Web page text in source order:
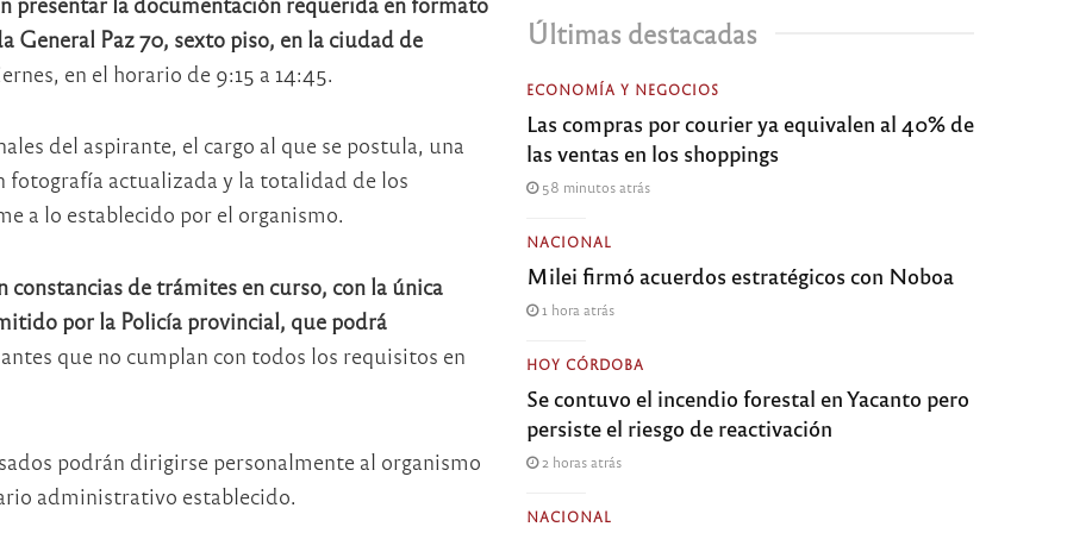
General Paz 70, sexto piso, en la ciudad de
en el horario de 9:15 a 14:45.
del aspirante, el cargo al que se postula, una
actualizada y la totalidad de los
a lo establecido por el organismo.
constancias de trámites en curso, con la única
por la Policía provincial, que podrá
que no cumplan con todos los requisitos en
podrán dirigirse personalmente al organismo
administrativo establecido.
Últimas destacadas
ECONOMÍA Y NEGOCIOS
Las compras por courier ya equivalen al 40% de
las ventas en los shoppings
58 minutos atrás
NACIONAL
Milei firmó acuerdos estratégicos con Noboa
1 hora atrás
HOY CÓRDOBA
Se contuvo el incendio forestal en Yacanto pero
persiste el riesgo de reactivación
2 horas atrás
NACIONAL